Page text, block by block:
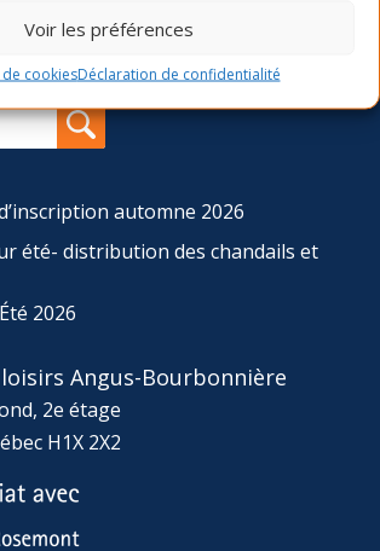
Voir les préférences
cookiesDéclaration de confidentialité
d’une semaine durant la relâche scolaire.
sur le site
automne 2026
été- distribution des chandails et
2026
Angus-Bourbonnière
2e étage
H1X 2X2